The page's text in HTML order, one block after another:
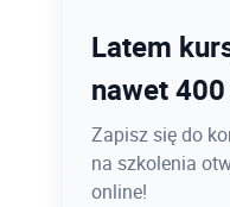
Ostatnie
Bird
12.08 o 12:08
PROCAD EXPO
najlepszej cenie!
Latem
nawet 400
Zapisz się do
na szkolenia
online!
Urządzenia i serwis